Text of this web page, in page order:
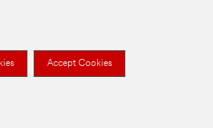
Accept Cookies